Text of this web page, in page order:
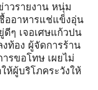
วรายงาน หนุ่ม
ออาหารแช่แข็งอุ่น
ๆ เจอเศษแก้วปน
ท้อง ผู้จัดการร้าน
รขอโทษ เผยไม่
ห้ผู้บริโภคระวังให้